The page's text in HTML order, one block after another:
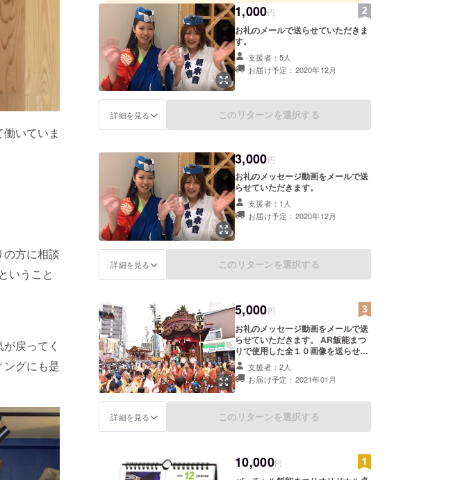
いていま
方に相談
いうこと
戻ってく
グにも是
1,000円
お礼のメールで送らせていただきま
す。
支援者：5人
お届け予定：2020年12月
詳細を見る このリターンを選択する
3,000円
お礼のメッセージ動画をメールで送
らせていただきます。
支援者：1人
お届け予定：2020年12月
詳細を見る このリターンを選択する
5,000円
お礼のメッセージ動画をメールで送
らせていただきます。 AR飯能まつ
りで使用した全１０画像を送らせて
いただきます。 （画像は次の2020
年2月まで実際にアプリ上で動画を
動かすことが可能です。）
支援者：2人
お届け予定：2021年01月
詳細を見る このリターンを選択する
10,000円